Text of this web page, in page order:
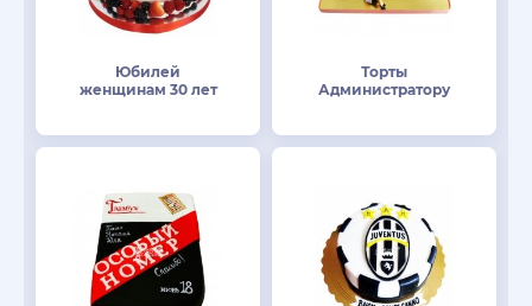
Юбилей
женщинам 30 лет
Торты
Администратору